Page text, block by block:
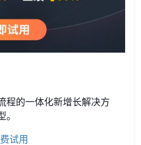
程的一体化新增长解决方
试用